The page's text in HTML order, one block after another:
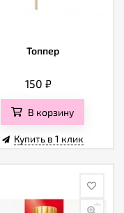
Топпер
150₽
В корзину
Купить в 1 клик